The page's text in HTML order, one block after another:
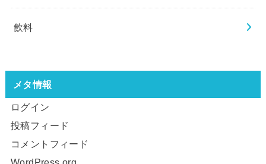
飲料
メタ情報
ログイン
投稿フィード
コメントフィード